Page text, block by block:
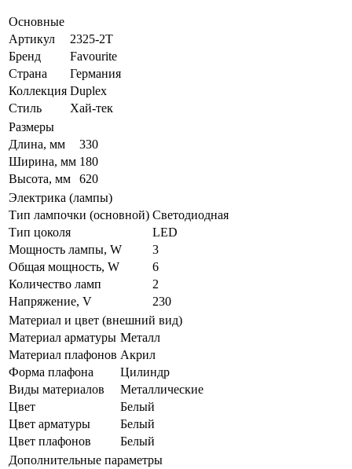
Основные
Артикул
2325-2T
Бренд
Favourite
Страна
Германия
Коллекция Duplex
Стиль
Хай-тек
Размеры
Длина, мм
330
Ширина, мм 180
Высота, мм
620
Электрика (лампы)
Тип лампочки (основной) Светодиодная
Тип цоколя
LED
Мощность лампы, W
3
Общая мощность, W
6
Количество ламп
2
Напряжение, V
230
Материал и цвет (внешний вид)
Материал арматуры Металл
Материал плафонов Акрил
Форма плафона
Цилиндр
Виды материалов
Металлические
Цвет
Белый
Цвет арматуры
Белый
Цвет плафонов
Белый
Дополнительные параметры